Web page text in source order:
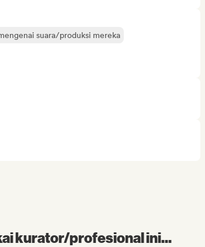
suara/produksi mereka
kurator/profesional ini...